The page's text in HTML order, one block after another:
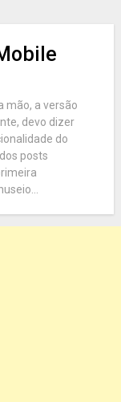
mão, a versão
devo dizer
do
posts